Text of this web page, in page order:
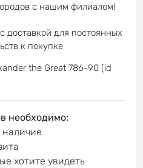
с нашим филиалом!
доставкой для постоянных
к покупке
the Great 786-90 (id
необходимо:
хотите увидеть